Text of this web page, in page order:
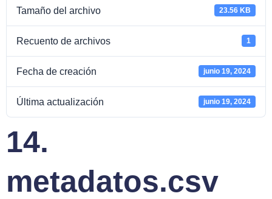
Tamaño del archivo 23.56 KB
Recuento de archivos 1
Fecha de creación junio 19, 2024
Última actualización junio 19, 2024
14.
metadatos.csv